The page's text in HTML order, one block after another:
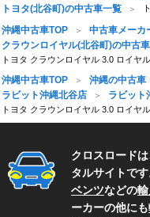
トヨタ(北谷町)の中古車一覧
沖縄中古車TOP 中古車メーカ
クラウンロイヤル(北谷町)の中古
トヨタ クラウンロイヤル 3.0 ロイヤ
沖縄中古車TOP 沖縄の中古車
ラビット沖縄北谷店
ラビット
トヨタ クラウンロイヤル 3.0 ロイヤ
クロスロード
タルサイトです
ベンツなどの
ーカーの他にも